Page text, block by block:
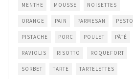
MENTHE MOUSSE NOISETTES
ORANGE PAIN PARMESAN PESTO
PISTACHE PORC POULET PÂTÉ
RAVIOLIS RISOTTO ROQUEFORT
SORBET TARTE TARTELETTES